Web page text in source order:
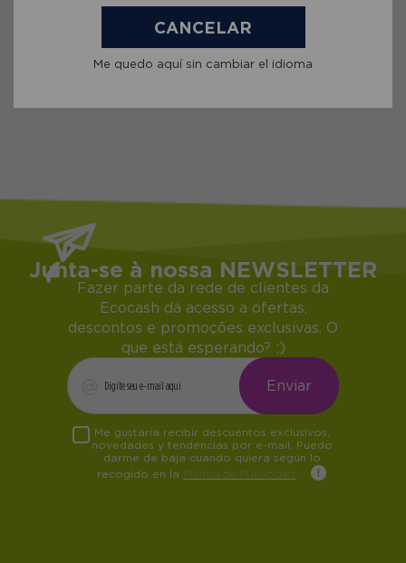
4,74€
avise-me quando
estiver disponível
Junta-se à nossa NEWSLETTER
Fazer parte da rede de clientes da
Ecocash dá acesso a ofertas,
descontos e promoções exclusivas. O
que está esperando? ;)
Me gustaría recibir descuentos exclusivos,
novedades y tendencias por e-mail. Puedo
darme de baja cuando quiera según lo
recogido en la Política de Publicidad
CANCELAR
Me quedo aquí sin cambiar el idioma